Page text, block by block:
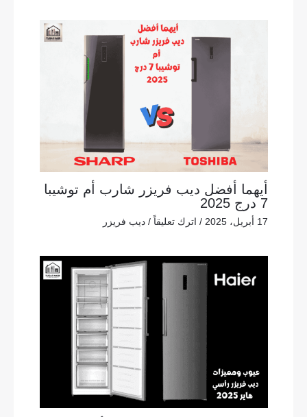
أيهما أفضل ديب فريزر شارب أم توشيبا
7 درج 2025
17 أبريل، 2025 / اترك تعليقاً /ديب فريزر